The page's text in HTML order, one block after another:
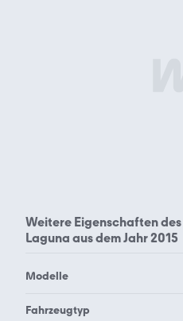
Weitere Eigenschaften des
Laguna aus dem Jahr 2015
Modelle
Renault Alaskan
Fahrzeugtyp